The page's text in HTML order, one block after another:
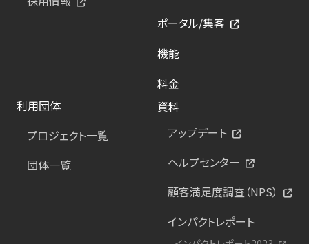
ポータル/集客
機能
料金
利用団体
プロジェクト一覧
団体一覧
資料
アップデート
ヘルプセンター
顧客満足度調査（NPS）
インパクトレポート